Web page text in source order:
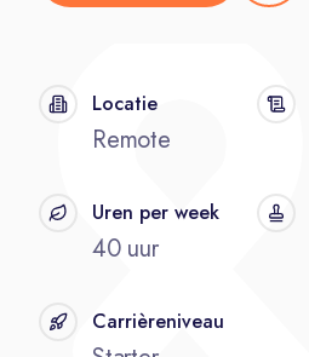
Locatie
Remote
Uren per week
40 uur
Carrièreniveau